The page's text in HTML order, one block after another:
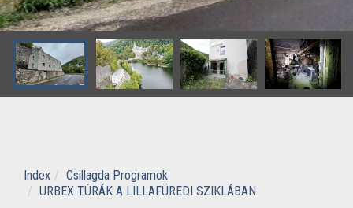
Index
Csillagda Programok
URBEX TÚRÁK A LILLAFÜREDI SZIKLÁBAN